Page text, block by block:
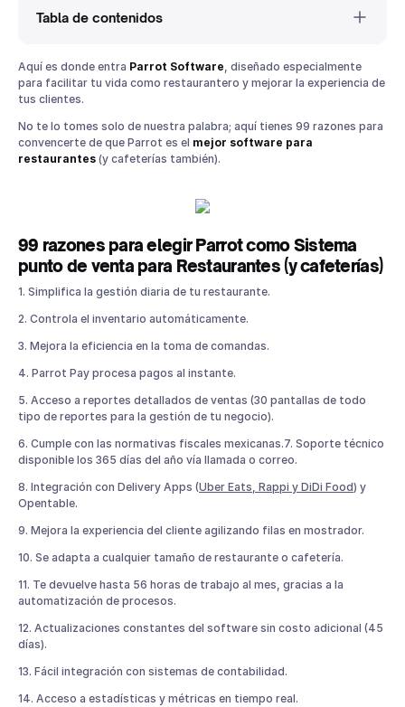
Tabla de contenidos
99 razones para elegir Parrot como Sistema punto de venta
para Restaurantes (y cafeterías)
Aquí es donde entra Parrot Software , diseñado especialmente
para facilitar tu vida como restaurantero y mejorar la experiencia de
tus clientes.
No te lo tomes solo de nuestra palabra; aquí tienes 99 razones para
convencerte de que Parrot es el mejor software para
restaurantes (y cafeterías también).
99 razones para elegir Parrot como Sistema
punto de venta para Restaurantes (y cafeterías)
1. Simplifica la gestión diaria de tu restaurante.
2. Controla el inventario automáticamente.
3. Mejora la eficiencia en la toma de comandas.
4. Parrot Pay procesa pagos al instante.
5. Acceso a reportes detallados de ventas (30 pantallas de todo
tipo de reportes para la gestión de tu negocio).
6. Cumple con las normativas fiscales mexicanas.7. Soporte técnico
disponible los 365 días del año vía llamada o correo.
8. Integración con Delivery Apps (Uber Eats, Rappi y DiDi Food) y
Opentable.
9. Mejora la experiencia del cliente agilizando filas en mostrador.
10. Se adapta a cualquier tamaño de restaurante o cafetería.
11. Te devuelve hasta 56 horas de trabajo al mes, gracias a la
automatización de procesos.
12. Actualizaciones constantes del software sin costo adicional (45
días).
13. Fácil integración con sistemas de contabilidad.
14. Acceso a estadísticas y métricas en tiempo real.